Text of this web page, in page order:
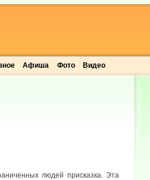
Афиша Фото Видео
людей присказка. Эта